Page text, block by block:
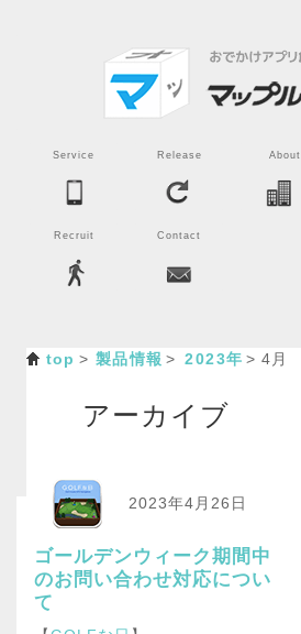
Service Release About
Recruit Contact
top 製品情報 2023年 4月
アーカイブ
2023年4月26日
ゴールデンウィーク期間中
のお問い合わせ対応につい
て